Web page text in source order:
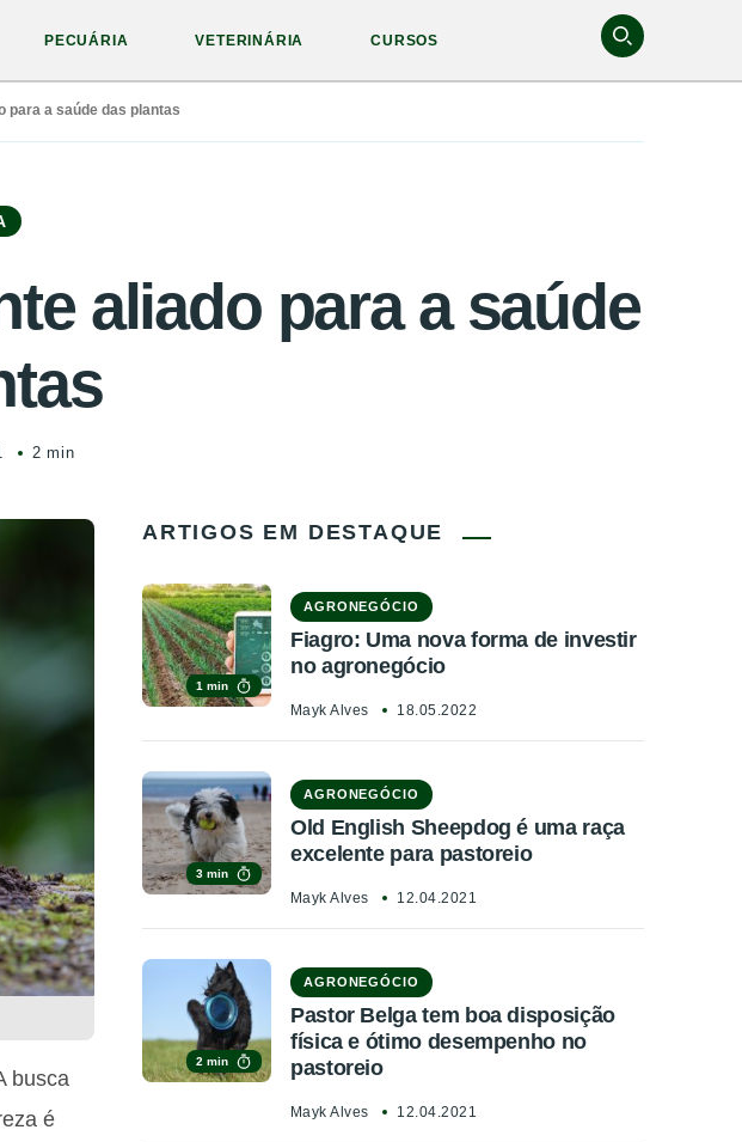
PECUÁRIA VETERINÁRIA CURSOS
para a saúde das plantas
aliado para a saúde
2 min
busca
é
ARTIGOS EM DESTAQUE
1 min
AGRONEGÓCIO
Fiagro: Uma nova forma de investir
no agronegócio
Mayk Alves 18.05.2022
3 min
AGRONEGÓCIO
Old English Sheepdog é uma raça
excelente para pastoreio
Mayk Alves 12.04.2021
2 min
AGRONEGÓCIO
Pastor Belga tem boa disposição
física e ótimo desempenho no
pastoreio
Mayk Alves 12.04.2021